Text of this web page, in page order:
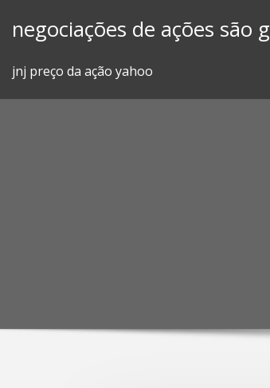
negociações de ações são
jnj preço da ação yahoo